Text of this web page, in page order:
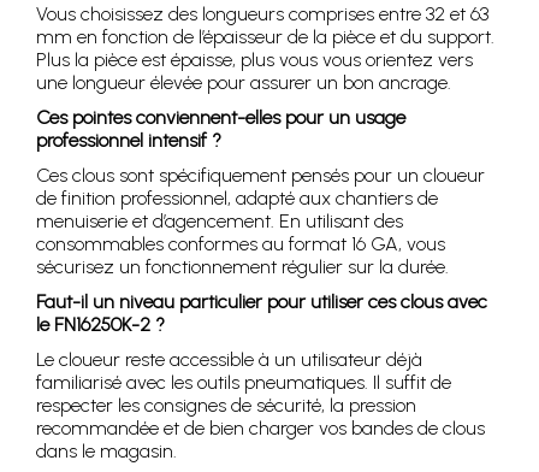
Vous choisissez des longueurs comprises entre 32 et 63
mm en fonction de l’épaisseur de la pièce et du support.
Plus la pièce est épaisse, plus vous vous orientez vers
une longueur élevée pour assurer un bon ancrage.
Ces pointes conviennent-elles pour un usage
professionnel intensif ?
Ces clous sont spécifiquement pensés pour un cloueur
de finition professionnel, adapté aux chantiers de
menuiserie et d’agencement. En utilisant des
consommables conformes au format 16 GA, vous
sécurisez un fonctionnement régulier sur la durée.
Faut-il un niveau particulier pour utiliser ces clous avec
le FN16250K-2 ?
Le cloueur reste accessible à un utilisateur déjà
familiarisé avec les outils pneumatiques. Il suffit de
respecter les consignes de sécurité, la pression
recommandée et de bien charger vos bandes de clous
dans le magasin.